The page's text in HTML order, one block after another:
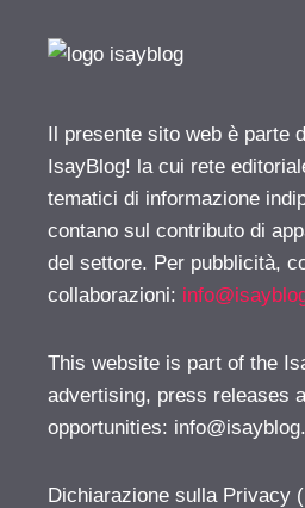
Il presente sito web è parte
IsayBlog! la cui rete
tematici di informazione
contano sul contributo di
del settore. Per pubblicità,
collaborazioni:
This website is part of the
advertising, press releases
opportunities:
Dichiarazione sulla Privacy